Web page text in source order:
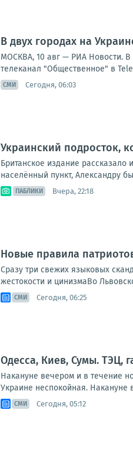
В двух городах на
МОСКВА, 10 авг — РИА Новости.
телеканал "Общественное" в
СМИ Сегодня, 06:03
Украинский подросток,
Британское издание
населённый пункт, Александру
ПАБЛИКИ Вчера, 22:18
Новые правила
Сразу три свежих языковых
жестокости и цинизмаВо
СМИ Сегодня, 06:25
Одесса, Киев, Сумы. ТЭЦ,
Накануне вечером и в течение
Украине неспокойная. Накануне
СМИ Сегодня, 05:12